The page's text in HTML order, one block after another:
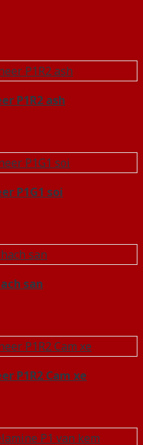
P1R2 ash
P1G1 soi
san
P1R2 Cam xe